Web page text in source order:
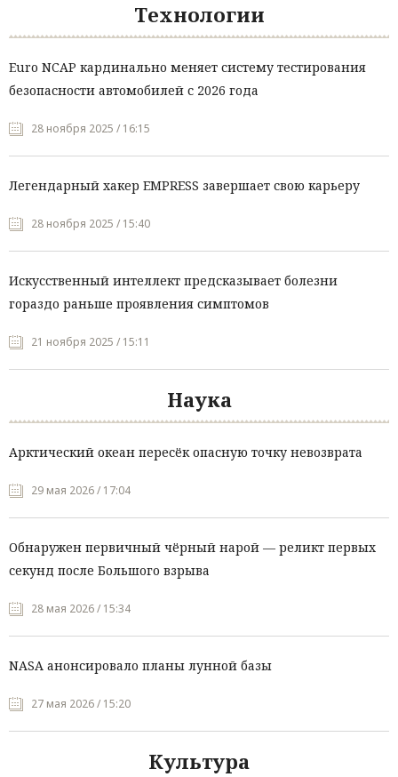
Технологии
Euro NCAP кардинально меняет систему тестирования
безопасности автомобилей с 2026 года
28 ноября 2025 / 16:15
Легендарный хакер EMPRESS завершает свою карьеру
28 ноября 2025 / 15:40
Искусственный интеллект предсказывает болезни
гораздо раньше проявления симптомов
21 ноября 2025 / 15:11
Наука
Арктический океан пересёк опасную точку невозврата
29 мая 2026 / 17:04
Обнаружен первичный чёрный нарой — реликт первых
секунд после Большого взрыва
28 мая 2026 / 15:34
NASA анонсировало планы лунной базы
27 мая 2026 / 15:20
Культура